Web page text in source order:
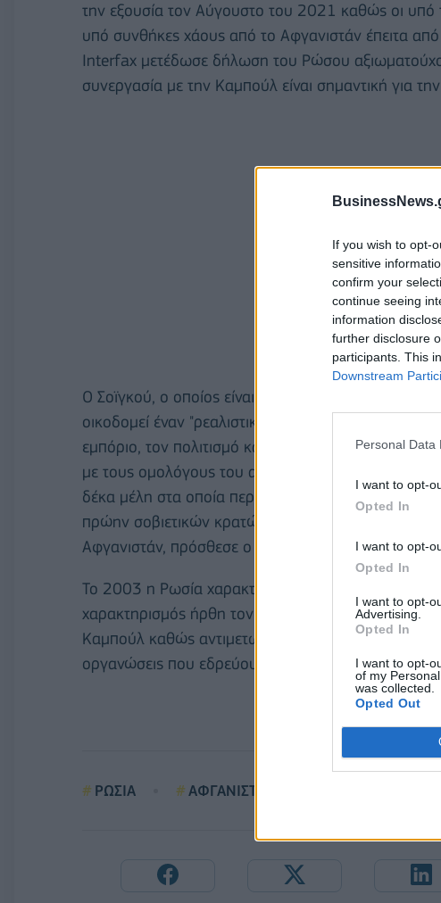
If you wish to opt-
sensitive
confirm your
continue seeing
information
further disclosure
participants. This
Downstream
Personal Data
I want to opt-
Opted In
I want to opt-
Opted In
I want to opt-
Advertising.
Opted In
I want to opt-
of my
was collected.
Opted Out
την εξουσία τον Αύγουστο του 2021 καθώς οι υπό
υπό συνθήκες χάους από το Αφγανιστάν έπειτα
Interfax μετέδωσε δήλωση του Ρώσου
συνεργασία με την Καμπούλ είναι σημαντική για
Ο Σοϊγκού, ο οποίος είναι γραμματέας του Ρωσικού
οικοδομεί έναν "ρεαλιστικό διάλογο" με τους
εμπόριο, τον πολιτισμό και την ανθρωπιστική
με τους ομολόγους του από τον Οργανισμό
δέκα μέλη στα οποία περιλαμβάνονται η Κίνα, η
πρώην σοβιετικών κρατών. Ο SCO θα πρέπει να
Αφγανιστάν, πρόσθεσε ο Σοϊγκού.
Το 2003 η Ρωσία χαρακτήρισε επίσημα τους
χαρακτηρισμός ήρθη τον Απρίλιο του 2025. Η Ρωσία
Καμπούλ καθώς αντιμετωπίζει μια μεγάλη απειλή
οργανώσεις που εδρεύουν σε διάφορες χώρες--
ΡΩΣΙΑ ΑΦΓΑΝΙΣΤΑΝ